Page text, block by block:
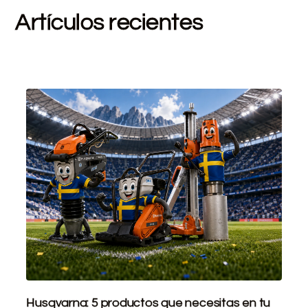
Artículos recientes
Husqvarna: 5 productos que necesitas en tu